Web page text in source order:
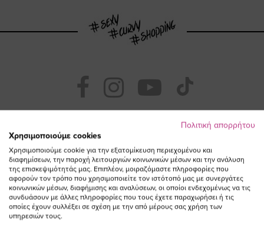
Visit
https://
page
Visit
https://
page
Visit
https://
page
our
TikTok
page
Πολιτική απορρήτου
Χρησιμοποιούμε cookies
Χρησιμοποιούμε cookie για την εξατομίκευση περιεχομένου και
διαφημίσεων, την παροχή λειτουργιών κοινωνικών μέσων και την ανάλυση
της επισκεψιμότητάς μας. Επιπλέον, μοιραζόμαστε πληροφορίες που
αφορούν τον τρόπο που χρησιμοποιείτε τον ιστότοπό μας με συνεργάτες
κοινωνικών μέσων, διαφήμισης και αναλύσεων, οι οποίοι ενδεχομένως να τις
συνδυάσουν με άλλες πληροφορίες που τους έχετε παραχωρήσει ή τις
οποίες έχουν συλλέξει σε σχέση με την από μέρους σας χρήση των
υπηρεσιών τους.